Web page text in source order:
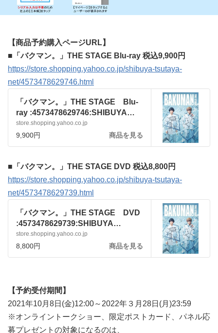
【商品予約購入ページURL】
■「バクマン。」THE STAGE Blu-ray 税込9,900円
https://store.shopping.yahoo.co.jp/shibuya-tsutaya-
net/4573478629746.html
「バクマン。」THE STAGE Blu-
ray :4573478629746:SHIBUYA
TSUTAYA - 通販 - Yahoo!ショッピ
ング
store.shopping.yahoo.co.jp
9,900円 商品を見る
■「バクマン。」THE STAGE DVD 税込8,800円
https://store.shopping.yahoo.co.jp/shibuya-tsutaya-
net/4573478629739.html
「バクマン。」THE STAGE DVD
:4573478629739:SHIBUYA
TSUTAYA - 通販 - Yahoo!ショッピ
ング
store.shopping.yahoo.co.jp
8,800円 商品を見る
【予約受付期間】
2021年10月8日(金)12:00～2022年３月28日(月)23:59
※オンライントークショー、限定ポストカード、パネル応
募プレゼントの対象になるのは、